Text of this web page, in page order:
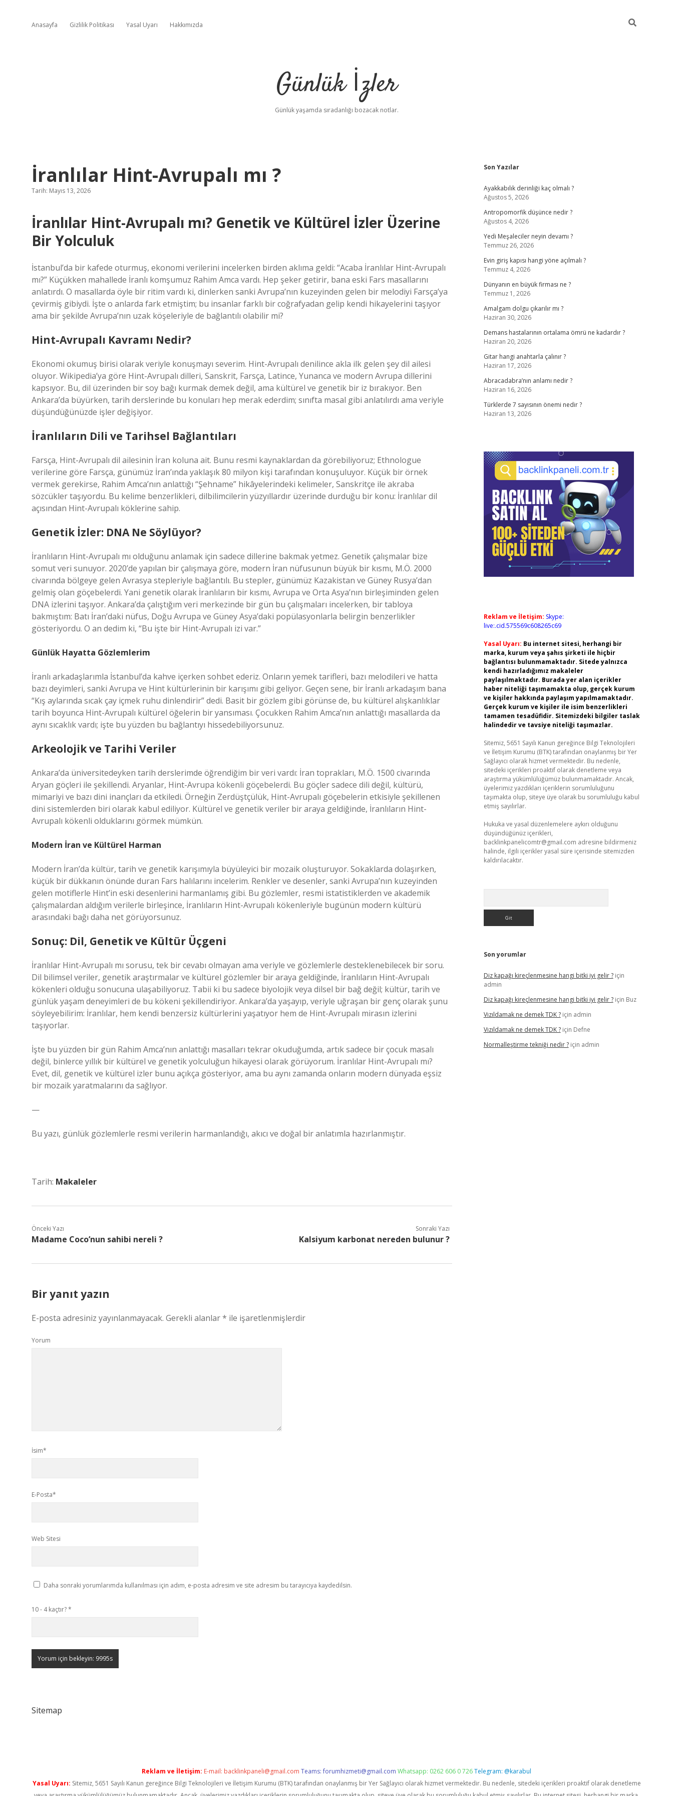
Anasayfa Gizlilik Politikası Yasal Uyarı Hakkımızda
Günlük İzler
Günlük yaşamda sıradanlığı bozacak notlar.
İranlılar Hint-Avrupalı mı ?
Tarih: Mayıs 13, 2026
İranlılar Hint-Avrupalı mı? Genetik ve Kültürel İzler Üzerine
Bir Yolculuk
İstanbul’da bir kafede oturmuş, ekonomi verilerini incelerken birden aklıma geldi: “Acaba İranlılar Hint-Avrupalı
mı?” Küçükken mahallede İranlı komşumuz Rahim Amca vardı. Hep şeker getirir, bana eski Fars masallarını
anlatırdı. O masallarda öyle bir ritim vardı ki, dinlerken sanki Avrupa’nın kuzeyinden gelen bir melodiyi Farsça’ya
çevirmiş gibiydi. İşte o anlarda fark etmiştim; bu insanlar farklı bir coğrafyadan gelip kendi hikayelerini taşıyor
ama bir şekilde Avrupa’nın uzak köşeleriyle de bağlantılı olabilir mi?
Hint-Avrupalı Kavramı Nedir?
Ekonomi okumuş birisi olarak veriyle konuşmayı severim. Hint-Avrupalı denilince akla ilk gelen şey dil ailesi
oluyor. Wikipedia’ya göre Hint-Avrupalı dilleri, Sanskrit, Farsça, Latince, Yunanca ve modern Avrupa dillerini
kapsıyor. Bu, dil üzerinden bir soy bağı kurmak demek değil, ama kültürel ve genetik bir iz bırakıyor. Ben
Ankara’da büyürken, tarih derslerinde bu konuları hep merak ederdim; sınıfta masal gibi anlatılırdı ama veriyle
düşündüğünüzde işler değişiyor.
İranlıların Dili ve Tarihsel Bağlantıları
Farsça, Hint-Avrupalı dil ailesinin İran koluna ait. Bunu resmi kaynaklardan da görebiliyoruz; Ethnologue
verilerine göre Farsça, günümüz İran’ında yaklaşık 80 milyon kişi tarafından konuşuluyor. Küçük bir örnek
vermek gerekirse, Rahim Amca’nın anlattığı “Şehname” hikâyelerindeki kelimeler, Sanskritçe ile akraba
sözcükler taşıyordu. Bu kelime benzerlikleri, dilbilimcilerin yüzyıllardır üzerinde durduğu bir konu: İranlılar dil
açısından Hint-Avrupalı köklerine sahip.
Genetik İzler: DNA Ne Söylüyor?
İranlıların Hint-Avrupalı mı olduğunu anlamak için sadece dillerine bakmak yetmez. Genetik çalışmalar bize
somut veri sunuyor. 2020’de yapılan bir çalışmaya göre, modern İran nüfusunun büyük bir kısmı, M.Ö. 2000
civarında bölgeye gelen Avrasya stepleriyle bağlantılı. Bu stepler, günümüz Kazakistan ve Güney Rusya’dan
gelmiş olan göçebelerdi. Yani genetik olarak İranlıların bir kısmı, Avrupa ve Orta Asya’nın birleşiminden gelen
DNA izlerini taşıyor. Ankara’da çalıştığım veri merkezinde bir gün bu çalışmaları incelerken, bir tabloya
bakmıştım: Batı İran’daki nüfus, Doğu Avrupa ve Güney Asya’daki popülasyonlarla belirgin benzerlikler
gösteriyordu. O an dedim ki, “Bu işte bir Hint-Avrupalı izi var.”
Günlük Hayatta Gözlemlerim
İranlı arkadaşlarımla İstanbul’da kahve içerken sohbet ederiz. Onların yemek tarifleri, bazı melodileri ve hatta
bazı deyimleri, sanki Avrupa ve Hint kültürlerinin bir karışımı gibi geliyor. Geçen sene, bir İranlı arkadaşım bana
“Kış aylarında sıcak çay içmek ruhu dinlendirir” dedi. Basit bir gözlem gibi görünse de, bu kültürel alışkanlıklar
tarih boyunca Hint-Avrupalı kültürel öğelerin bir yansıması. Çocukken Rahim Amca’nın anlattığı masallarda da
aynı sıcaklık vardı; işte bu yüzden bu bağlantıyı hissedebiliyorsunuz.
Arkeolojik ve Tarihi Veriler
Ankara’da üniversitedeyken tarih derslerimde öğrendiğim bir veri vardı: İran toprakları, M.Ö. 1500 civarında
Aryan göçleri ile şekillendi. Aryanlar, Hint-Avrupa kökenli göçebelerdi. Bu göçler sadece dili değil, kültürü,
mimariyi ve bazı dini inançları da etkiledi. Örneğin Zerdüştçülük, Hint-Avrupalı göçebelerin etkisiyle şekillenen
dini sistemlerden biri olarak kabul ediliyor. Kültürel ve genetik veriler bir araya geldiğinde, İranlıların Hint-
Avrupalı kökenli olduklarını görmek mümkün.
Modern İran ve Kültürel Harman
Modern İran’da kültür, tarih ve genetik karışımıyla büyüleyici bir mozaik oluşturuyor. Sokaklarda dolaşırken,
küçük bir dükkanın önünde duran Fars halılarını incelerim. Renkler ve desenler, sanki Avrupa’nın kuzeyinden
gelen motiflerle Hint’in eski desenlerini harmanlamış gibi. Bu gözlemler, resmi istatistiklerden ve akademik
çalışmalardan aldığım verilerle birleşince, İranlıların Hint-Avrupalı kökenleriyle bugünün modern kültürü
arasındaki bağı daha net görüyorsunuz.
Sonuç: Dil, Genetik ve Kültür Üçgeni
İranlılar Hint-Avrupalı mı sorusu, tek bir cevabı olmayan ama veriyle ve gözlemlerle desteklenebilecek bir soru.
Dil bilimsel veriler, genetik araştırmalar ve kültürel gözlemler bir araya geldiğinde, İranlıların Hint-Avrupalı
kökenleri olduğu sonucuna ulaşabiliyoruz. Tabii ki bu sadece biyolojik veya dilsel bir bağ değil; kültür, tarih ve
günlük yaşam deneyimleri de bu kökeni şekillendiriyor. Ankara’da yaşayıp, veriyle uğraşan bir genç olarak şunu
söyleyebilirim: İranlılar, hem kendi benzersiz kültürlerini yaşatıyor hem de Hint-Avrupalı mirasın izlerini
taşıyorlar.
İşte bu yüzden bir gün Rahim Amca’nın anlattığı masalları tekrar okuduğumda, artık sadece bir çocuk masalı
değil, binlerce yıllık bir kültürel ve genetik yolculuğun hikayesi olarak görüyorum. İranlılar Hint-Avrupalı mı?
Evet, dil, genetik ve kültürel izler bunu açıkça gösteriyor, ama bu aynı zamanda onların modern dünyada eşsiz
bir mozaik yaratmalarını da sağlıyor.
—
Bu yazı, günlük gözlemlerle resmi verilerin harmanlandığı, akıcı ve doğal bir anlatımla hazırlanmıştır.
Tarih: Makaleler
Önceki Yazı
Madame Coco’nun sahibi nereli ?
Sonraki Yazı
Kalsiyum karbonat nereden bulunur ?
Bir yanıt yazın
E-posta adresiniz yayınlanmayacak. Gerekli alanlar* ile işaretlenmişlerdir
Yorum
İsim*
E-Posta*
Web Sitesi
Daha sonraki yorumlarımda kullanılması için adım, e-posta adresim ve site adresim bu tarayıcıya kaydedilsin.
10 - 4 kaçtır?*
Sitemap
Sidebar
Son Yazılar
Ayakkabılık derinliği kaç olmalı ?
Ağustos 5, 2026
Antropomorfik düşünce nedir ?
Ağustos 4, 2026
Yedi Meşaleciler neyin devamı ?
Temmuz 26, 2026
Evin giriş kapısı hangi yöne açılmalı ?
Temmuz 4, 2026
Dünyanın en büyük firması ne ?
Temmuz 1, 2026
Amalgam dolgu çıkarılır mı ?
Haziran 30, 2026
Demans hastalarının ortalama ömrü ne kadardır ?
Haziran 20, 2026
Gitar hangi anahtarla çalınır ?
Haziran 17, 2026
Abracadabra’nın anlamı nedir ?
Haziran 16, 2026
Türklerde 7 sayısının önemi nedir ?
Haziran 13, 2026
Reklam ve İletişim: Skype:
live:.cid.575569c608265c69
Yasal Uyarı: Bu internet sitesi, herhangi bir
marka, kurum veya şahıs şirketi ile hiçbir
bağlantısı bulunmamaktadır. Sitede yalnızca
kendi hazırladığımız makaleler
paylaşılmaktadır. Burada yer alan içerikler
haber niteliği taşımamakta olup, gerçek kurum
ve kişiler hakkında paylaşım yapılmamaktadır.
Gerçek kurum ve kişiler ile isim benzerlikleri
tamamen tesadüfidir. Sitemizdeki bilgiler taslak
halindedir ve tavsiye niteliği taşımazlar.
Sitemiz, 5651 Sayılı Kanun gereğince Bilgi Teknolojileri
ve İletişim Kurumu (BTK) tarafından onaylanmış bir Yer
Sağlayıcı olarak hizmet vermektedir. Bu nedenle,
sitedeki içerikleri proaktif olarak denetleme veya
araştırma yükümlülüğümüz bulunmamaktadır. Ancak,
üyelerimiz yazdıkları içeriklerin sorumluluğunu
taşımakta olup, siteye üye olarak bu sorumluluğu kabul
etmiş sayılırlar.
Hukuka ve yasal düzenlemelere aykırı olduğunu
düşündüğünüz içerikleri,
backlinkpanelicomtr@gmail.com adresine bildirmeniz
halinde, ilgili içerikler yasal süre içerisinde sitemizden
kaldırılacaktır.
Son yorumlar
Diz kapağı kireçlenmesine hangi bitki iyi gelir ?için
admin
Diz kapağı kireçlenmesine hangi bitki iyi gelir ?için Buz
Vızıldamak ne demek TDK ?için admin
Vızıldamak ne demek TDK ?için Defne
Normalleştirme tekniği nedir ?için admin
Reklam ve İletişim: E-mail: backlinkpaneli@gmail.com Teams:forumhizmeti@gmail.com Whatsapp: 0262 606 0 726Telegram: @karabul
Yasal Uyarı: Sitemiz, 5651 Sayılı Kanun gereğince Bilgi Teknolojileri ve İletişim Kurumu (BTK) tarafından onaylanmış bir Yer Sağlayıcı olarak hizmet vermektedir. Bu nedenle, sitedeki içerikleri proaktif olarak denetleme